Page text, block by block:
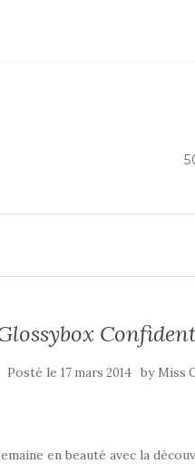
Posté le 17 mars 2014 by Miss
en beauté avec la